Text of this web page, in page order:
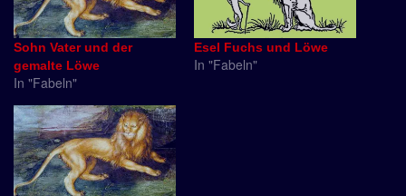
Sohn Vater und der
gemalte Löwe
In "Fabeln"
Esel Fuchs und Löwe
In "Fabeln"